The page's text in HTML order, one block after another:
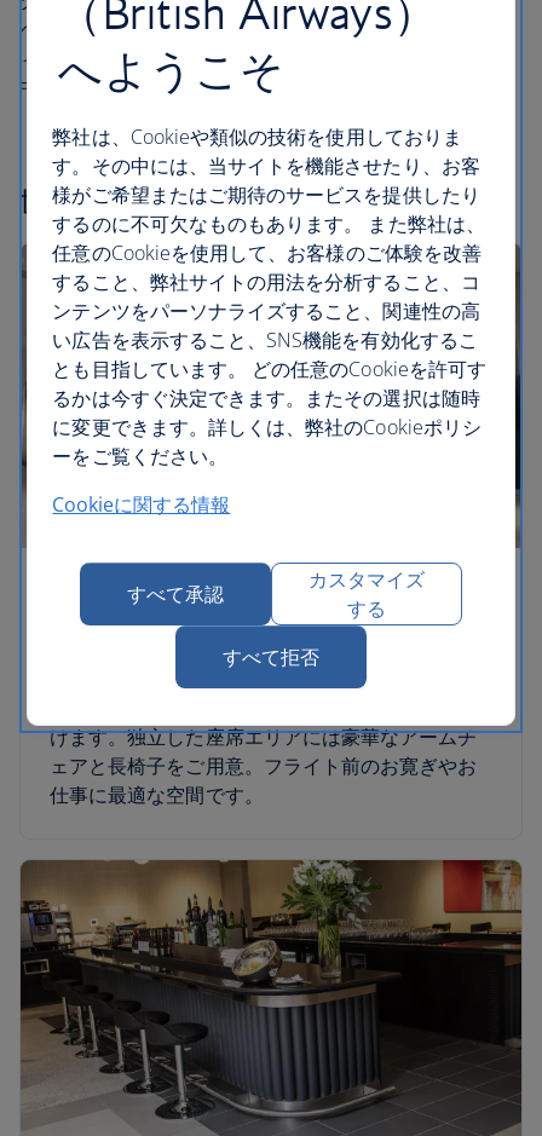
ペースでは、プレイゾーン、おもちゃ、魅力的なアクテ
ィビティをご用意。お子様方は、フライト前の時間を夢
中になって過ごすことができます。
世界各国のラウンジ
ジュネーブ・ラウンジ
弊社の贅沢なジュネーブ・ラウンジでは、前面と
中央の活気あふれるロビーバーで、さまざまな蒸
けます。独立した座席エリアには豪華なアームチ
ェアと長椅子をご用意。フライト前のお寛ぎやお
仕事に最適な空間です。
（British Airways）
へようこそ
弊社は、Cookieや類似の技術を使用しておりま
す。その中には、当サイトを機能させたり、お客
様がご希望またはご期待のサービスを提供したり
するのに不可欠なものもあります。 また弊社は、
任意のCookieを使用して、お客様のご体験を改善
すること、弊社サイトの用法を分析すること、コ
ンテンツをパーソナライズすること、関連性の高
い広告を表示すること、SNS機能を有効化するこ
とも目指しています。 どの任意のCookieを許可す
るかは今すぐ決定できます。またその選択は随時
に変更できます。詳しくは、弊社のCookieポリシ
ーをご覧ください。
Cookieに関する情報
すべて承認
カスタマイズ
する
すべて拒否